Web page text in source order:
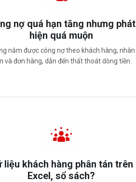
nợ quá hạn tăng nhưng phát
hiện quá muộn
nắm được công nợ theo khách hàng, nhân
và đơn hàng, dẫn đến thất thoát dòng tiền.
liệu khách hàng phân tán trên
Excel, sổ sách?